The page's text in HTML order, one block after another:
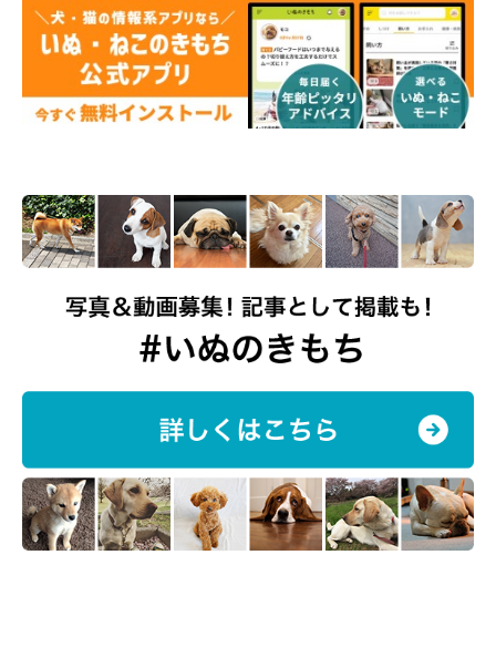
お話を伺った先生／東京大学附属動物医療センター行動診療科特
任教授、獣医行動診療科認定医 荒田明香先生
参考／「いぬのきもち」2017年10月号『犬はどんな気持ちでペ
ロペロするの？』